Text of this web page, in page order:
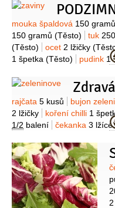
Suroviny
mouka špaldová 150 gramů
150 gramů (Těsto) tuk
(Těsto)
ocet 2 lžičky
1 špetka (Těsto) pudink 1
Suroviny
rajčata 5 kusů bujon
2 lžičky
koření chilli 1
1/2 balení čekanka 3 lžíce